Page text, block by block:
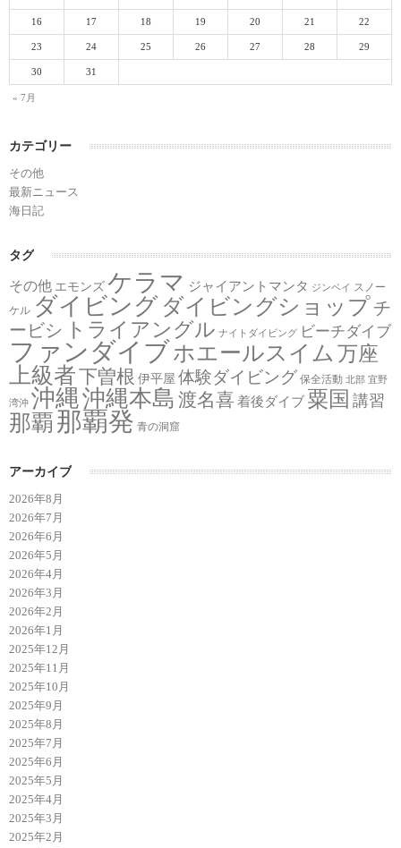
« 7月
16 17 18 19 20 21 22
23 24 25 26 27 28 29
30 31
カテゴリー
その他
最新ニュース
海日記
タグ
その他 エモンズ ケラマ ジャイアントマンタ ジンベイ
スノー
ケル ダイビング ダイビングショップチ
ービシ トライアングル ナイトダイビング ビーチダイブ
ファンダイブホエールスイム 万座
上級者下曽根 伊平屋 体験ダイビング 保全活動 北部 宜野
湾沖 沖縄沖縄本島 渡名喜 着後ダイブ 粟国 講習
那覇 那覇発 青の洞窟
アーカイブ
2026年8月
2026年7月
2026年6月
2026年5月
2026年4月
2026年3月
2026年2月
2026年1月
2025年12月
2025年11月
2025年10月
2025年9月
2025年8月
2025年7月
2025年6月
2025年5月
2025年4月
2025年3月
2025年2月